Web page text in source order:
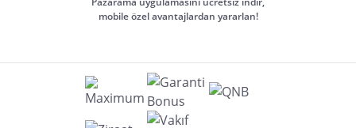
mobile özel avantajlardan yararlan!